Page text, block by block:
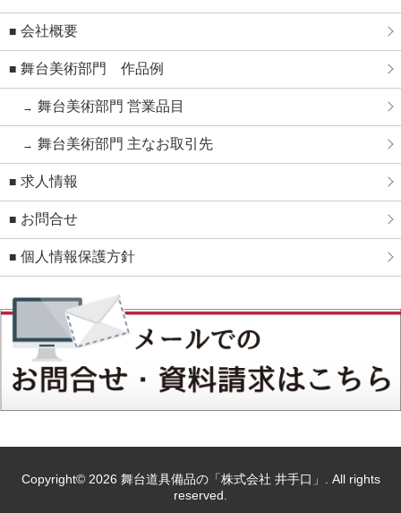
会社概要
舞台美術部門 作品例
舞台美術部門 営業品目
舞台美術部門 主なお取引先
求人情報
お問合せ
個人情報保護方針
Copyright© 2026 舞台道具備品の「株式会社 井手口」
. All rights
reserved.